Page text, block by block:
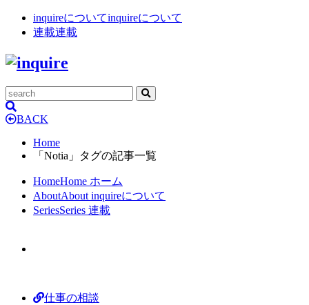
inquireについてinquireについて
連載連載
BACK
Home
「Notia」タグの記事一覧
HomeHome ホーム
AboutAbout inquireについて
SeriesSeries 連載
仕事の相談